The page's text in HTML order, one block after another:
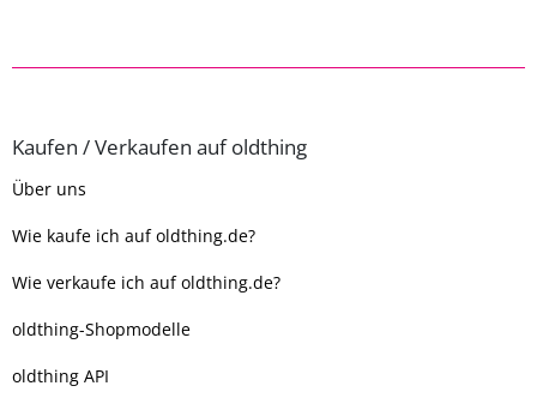
Kaufen / Verkaufen auf oldthing
Über uns
Wie kaufe ich auf oldthing.de?
Wie verkaufe ich auf oldthing.de?
oldthing-Shopmodelle
oldthing API